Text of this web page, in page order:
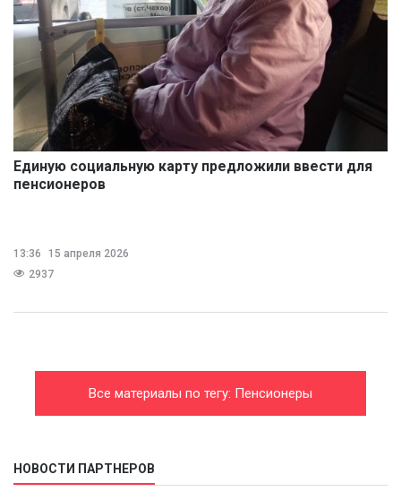
Единую социальную карту предложили ввести для
пенсионеров
13:36
15 апреля 2026
2937
Все материалы по тегу: Пенсионеры
НОВОСТИ ПАРТНЕРОВ